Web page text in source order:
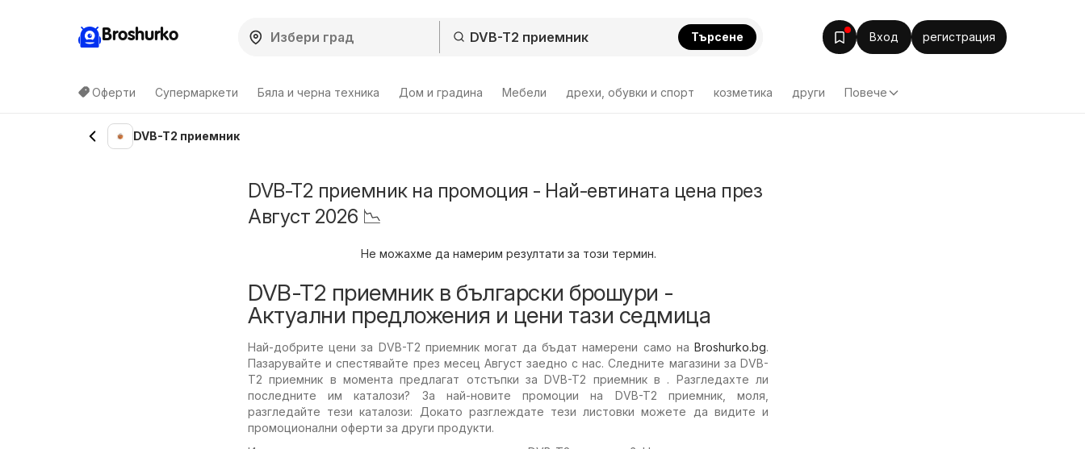
Broshurko Търсене Вход регистрация
Оферти Супермаркети Бяла и черна техника Дом и градина Мебели дрехи, обувки и спорт козметика други Повече
DVB-T2 приемник
DVB-T2 приемник на промоция - Най-евтината цена през
Август 2026 📉
Не можахме да намерим резултати за този термин.
DVB-T2 приемник в български брошури -
Актуални предложения и цени тази седмица
Най-добрите цени за DVB-T2 приемник могат да бъдат намерени само на Broshurko.bg.
Пазарувайте и спестявайте през месец Август заедно с нас. Следните магазини за DVB-
T2 приемник в момента предлагат отстъпки за DVB-T2 приемник в . Разгледахте ли
последните им каталози? За най-новите промоции на DVB-T2 приемник, моля,
разгледайте тези каталози: Докато разглеждате тези листовки можете да видите и
промоционални оферти за други продукти.